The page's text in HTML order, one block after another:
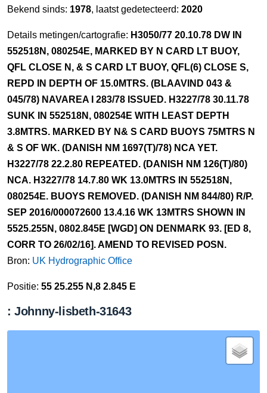
Bekend sinds: 1978, laatst gedetecteerd: 2020
Details metingen/cartografie: H3050/77 20.10.78 DW IN
552518N, 080254E, MARKED BY N CARD LT BUOY,
QFL CLOSE N, & S CARD LT BUOY, QFL(6) CLOSE S,
REPD IN DEPTH OF 15.0MTRS. (BLAAVIND 043 &
045/78) NAVAREA I 283/78 ISSUED. H3227/78 30.11.78
SUNK IN 552518N, 080254E WITH LEAST DEPTH
3.8MTRS. MARKED BY N& S CARD BUOYS 75MTRS N
& S OF WK. (DANISH NM 1697(T)/78) NCA YET.
H3227/78 22.2.80 REPEATED. (DANISH NM 126(T)/80)
NCA. H3227/78 14.7.80 WK 13.0MTRS IN 552518N,
080254E. BUOYS REMOVED. (DANISH NM 844/80) R/P.
SEP 2016/000072600 13.4.16 WK 13MTRS SHOWN IN
5525.255N, 0802.845E [WGD] ON DENMARK 93. [ED 8,
CORR TO 26/02/16]. AMEND TO REVISED POSN.
Bron: UK Hydrographic Office
Positie: 55 25.255 N,8 2.845 E
: Johnny-lisbeth-31643